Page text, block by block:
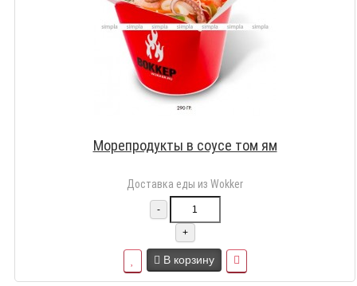
Морепродукты в соусе том ям
Доставка еды из Wokker
-
+
В корзину